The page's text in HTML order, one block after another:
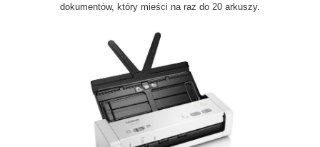
dokumentów, który mieści na raz do 20 arkuszy.